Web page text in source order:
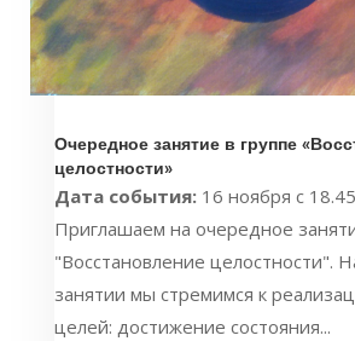
Очередное занятие в группе
целостности»
Дата события: 16 ноября с
Приглашаем на очередное
"Восстановление целостности".
занятии мы стремимся к
целей: достижение состояния...